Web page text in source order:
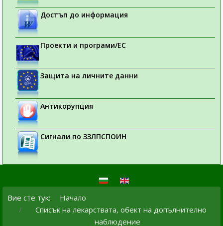
Достъп до информация
Проекти и програми/ЕС
Защита на личните данни
Антикорупция
Сигнали по ЗЗЛПСПОИН
Вие сте тук:
Начало
Списък на лекарствата, обект на допълнително
наблюдение